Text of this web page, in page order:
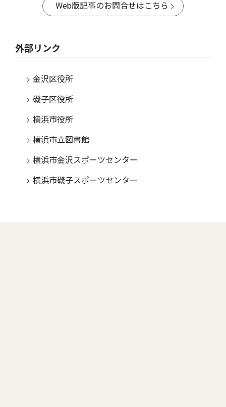
Web版記事のお問合せはこちら
外部リンク
金沢区役所
磯子区役所
横浜市役所
横浜市立図書館
横浜市金沢スポーツセンター
横浜市磯子スポーツセンター